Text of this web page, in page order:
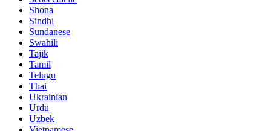
Shona
Sindhi
Sundanese
Swahili
Tajik
Tamil
Telugu
Thai
Ukrainian
Urdu
Uzbek